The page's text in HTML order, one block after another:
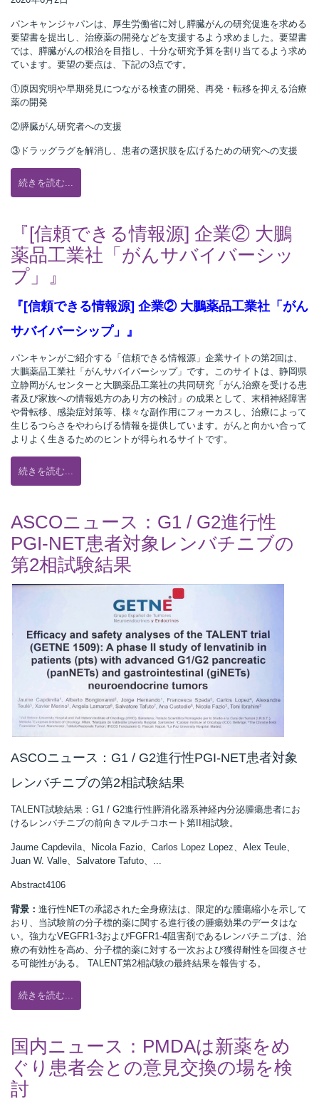
パンキャンジャパンは、厚生労働省に対し膵臓がんの研究促進を求める
要望書を提出し、治療薬の開発などを支援するよう求めました。要望書
では、膵臓がんの根治を目指し、十分な研究予算を割り当てるよう求め
ています。要望の要点は、下記の3点です。
①原因究明や早期発見につながる検査の開発、再発・転移を抑える治療
薬の開発
②膵臓がん研究者への支援
③ドラッグラグを解消し、患者の選択肢を広げるための研究への支援
続きを読む...
『[信頼できる情報源] 企業② 大鵬
薬品工業社「がんサバイバーシッ
プ」』
『[信頼できる情報源] 企業② 大鵬薬品工業社「がん
サバイバーシップ」』
パンキャンがご紹介する「信頼できる情報源」企業サイトの第2回は、
大鵬薬品工業社「がんサバイバーシップ」です。このサイトは、静岡県
立静岡がんセンターと大鵬薬品工業社の共同研究「がん治療を受ける患
者及び家族への情報処方のあり方の検討」の成果として、末梢神経障害
や骨転移、感染症対策等、様々な副作用にフォーカスし、治療によって
生じるつらさをやわらげる情報を提供しています。がんと向かい合って
よりよく生きるためのヒントが得られるサイトです。
続きを読む...
ASCOニュース：G1 / G2進行性
PGI-NET患者対象レンバチニブの
第2相試験結果
ASCOニュース：G1 / G2進行性PGI-NET患者対象
レンバチニブの第2相試験結果
TALENT試験結果：G1 / G2進行性膵消化器系神経内分泌腫瘍患者にお
けるレンバチニブの前向きマルチコホート第II相試験。
Jaume Capdevila、Nicola Fazio、Carlos Lopez Lopez、Alex Teule、
Juan W. Valle、Salvatore Tafuto、...
Abstract4106
背景： 進行性NETの承認された全身療法は、限定的な腫瘍縮小を示して
おり、当試験前の分子標的薬に関する進行後の腫瘍効果のデータはな
い。強力なVEGFR1-3およびFGFR1-4阻害剤であるレンバチニブは、治
療の有効性を高め、分子標的薬に対する一次および獲得耐性を回復させ
る可能性がある。 TALENT第2相試験の最終結果を報告する。
続きを読む...
国内ニュース：PMDAは新薬をめ
ぐり患者会との意見交換の場を検
討